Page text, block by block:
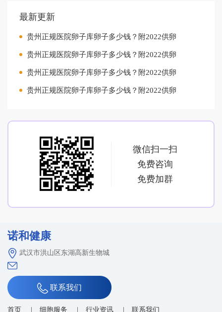
最新更新
贵州正规医院卵子库卵子多少钱？附2022供卵
贵州正规医院卵子库卵子多少钱？附2022供卵
贵州正规医院卵子库卵子多少钱？附2022供卵
贵州正规医院卵子库卵子多少钱？附2022供卵
微信扫一扫
免费咨询
免费加群
诺和健康
武汉市洪山区东湖高新生物城
联系我们
首页 细胞服务 行业资讯 联系我们